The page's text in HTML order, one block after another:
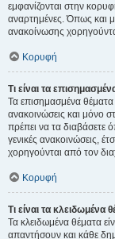
εμφανίζονται στην
αναρτημένες. Όπως και
ανακοίνωσης
Κορυφή
Τι είναι τα
Τα επισημασμένα
ανακοινώσεις και μόνο
πρέπει να τα διαβάσετε
γενικές ανακοινώσεις,
χορηγούνται από τον
Κορυφή
Τι είναι τα κλειδωμένα
Τα κλειδωμένα θέματα
απαντήσουν και κάθε